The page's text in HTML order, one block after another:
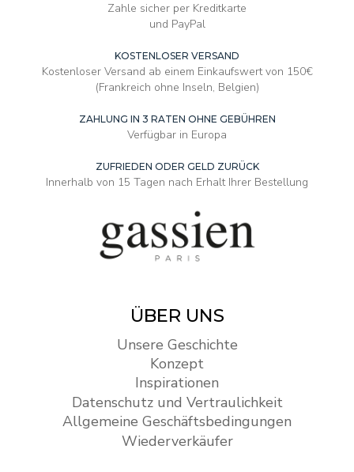
Zahle sicher per Kreditkarte
und PayPal
KOSTENLOSER VERSAND
Kostenloser Versand ab einem Einkaufswert von 150€
(Frankreich ohne Inseln, Belgien)
ZAHLUNG IN 3 RATEN OHNE GEBÜHREN
Verfügbar in Europa
ZUFRIEDEN ODER GELD ZURÜCK
Innerhalb von 15 Tagen nach Erhalt Ihrer Bestellung
ÜBER UNS
Unsere Geschichte
Konzept
Inspirationen
Datenschutz und Vertraulichkeit
Allgemeine Geschäftsbedingungen
Wiederverkäufer